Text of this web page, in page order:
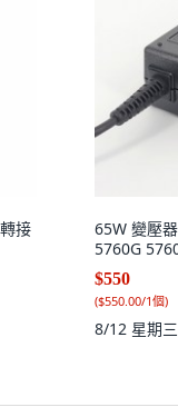
接
65W 變壓
5760G
$550
($550.00/1個)
8/12 星期三